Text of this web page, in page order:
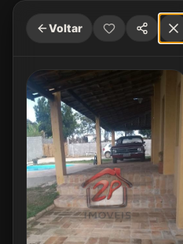
Voltar